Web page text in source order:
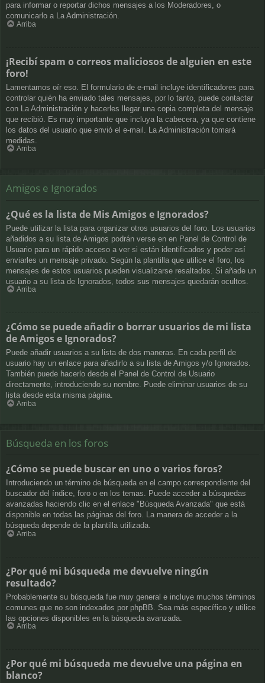
para informar o reportar dichos mensajes a los Moderadores, o
comunicarlo a La Administración.
Arriba
¡Recibí spam o correos maliciosos de alguien en este
foro!
Lamentamos oír eso. El formulario de e-mail incluye identificadores para
controlar quién ha enviado tales mensajes, por lo tanto, puede contactar
con La Administración y hacerles llegar una copia completa del mensaje
que recibió. Es muy importante que incluya la cabecera, ya que contiene
los datos del usuario que envió el e-mail. La Administración tomará
medidas.
Arriba
Amigos e Ignorados
¿Qué es la lista de Mis Amigos e Ignorados?
Puede utilizar la lista para organizar otros usuarios del foro. Los usuarios
añadidos a su lista de Amigos podrán verse en en Panel de Control de
Usuario para un rápido acceso a ver si están identificados y poder así
enviarles un mensaje privado. Según la plantilla que utilice el foro, los
mensajes de estos usuarios pueden visualizarse resaltados. Si añade un
usuario a su lista de Ignorados, todos sus mensajes quedarán ocultos.
Arriba
¿Cómo se puede añadir o borrar usuarios de mi lista
de Amigos e Ignorados?
Puede añadir usuarios a su lista de dos maneras. En cada perfil de
usuario hay un enlace para añadirlo a su lista de Amigos y/o Ignorados.
También puede hacerlo desde el Panel de Control de Usuario
directamente, introduciendo su nombre. Puede eliminar usuarios de su
lista desde esta misma página.
Arriba
Búsqueda en los foros
¿Cómo se puede buscar en uno o varios foros?
Introduciendo un término de búsqueda en el campo correspondiente del
buscador del índice, foro o en los temas. Puede acceder a búsquedas
avanzadas haciendo clic en el enlace "Búsqueda Avanzada" que está
disponible en todas las páginas del foro. La manera de acceder a la
búsqueda depende de la plantilla utilizada.
Arriba
¿Por qué mi búsqueda me devuelve ningún
resultado?
Probablemente su búsqueda fue muy general e incluye muchos términos
comunes que no son indexados por phpBB. Sea más específico y utilice
las opciones disponibles en la búsqueda avanzada.
Arriba
¿Por qué mi búsqueda me devuelve una página en
blanco?